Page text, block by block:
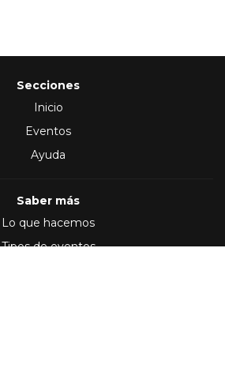
Secciones
Inicio
Eventos
Ayuda
Saber más
Lo que hacemos
Tipos de eventos